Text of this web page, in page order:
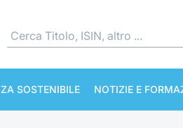
SOSTENIBILE NOTIZIE E